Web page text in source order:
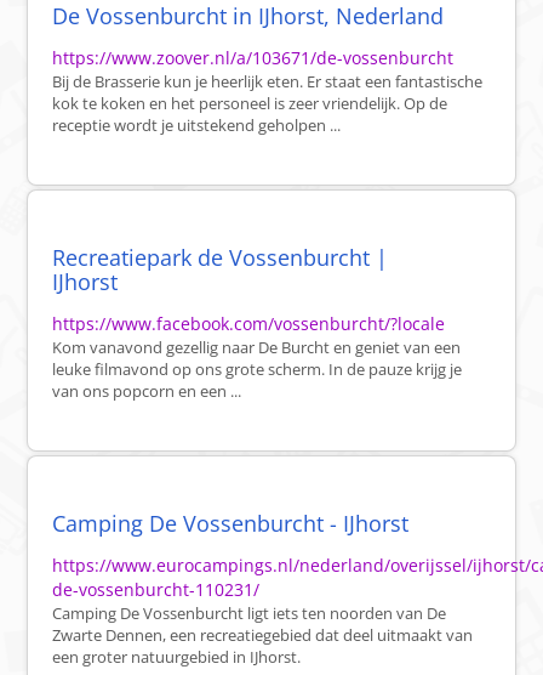
De Vossenburcht in IJhorst, Nederland
https://www.zoover.nl/a/103671/de-vossenburcht
Bij de Brasserie kun je heerlijk eten. Er staat een fantastische
kok te koken en het personeel is zeer vriendelijk. Op de
receptie wordt je uitstekend geholpen ...
Recreatiepark de Vossenburcht |
IJhorst
https://www.facebook.com/vossenburcht/?locale
Kom vanavond gezellig naar De Burcht en geniet van een
leuke filmavond op ons grote scherm. In de pauze krijg je
van ons popcorn en een ...
Camping De Vossenburcht - IJhorst
https://www.eurocampings.nl/nederland/overijssel/ijhorst/
de-vossenburcht-110231/
Camping De Vossenburcht ligt iets ten noorden van De
Zwarte Dennen, een recreatiegebied dat deel uitmaakt van
een groter natuurgebied in IJhorst.